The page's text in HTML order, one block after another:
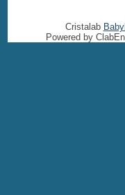
Cristalab
Powered by